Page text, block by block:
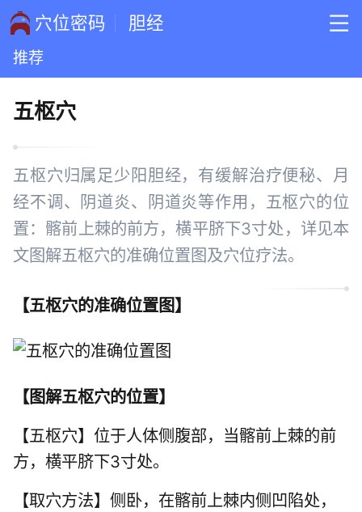
穴位密码 胆经
推荐
五枢穴
五枢穴归属足少阳胆经，有缓解治疗便秘、月
经不调、阴道炎、阴道炎等作用，五枢穴的位
置：髂前上棘的前方，横平脐下3寸处，详见本
文图解五枢穴的准确位置图及穴位疗法。
【五枢穴的准确位置图】
【图解五枢穴的位置】
【五枢穴】位于人体侧腹部，当髂前上棘的前
方，横平脐下3寸处。
【取穴方法】侧卧，在髂前上棘内侧凹陷处，